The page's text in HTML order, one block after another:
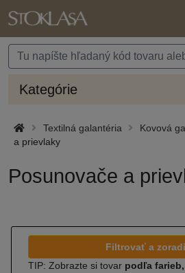
Kategórie
Textilná galantéria Kovová
a prievlaky
Posunovače a
Filtrovať a
TIP: Zobrazte si tovar podľa